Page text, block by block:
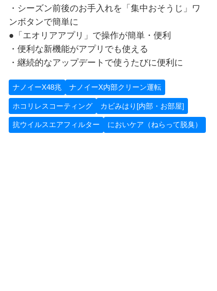
・シーズン前後のお手入れを「集中おそうじ」ワ
ンボタンで簡単に
●「エオリアアプリ」で操作が簡単・便利
・便利な新機能がアプリでも使える
・継続的なアップデートで使うたびに便利に
ナノイーX48兆 ナノイーX内部クリーン運転
ホコリレスコーティング カビみはり[内部・お部屋]
抗ウイルスエアフィルター においケア（ねらって脱臭）